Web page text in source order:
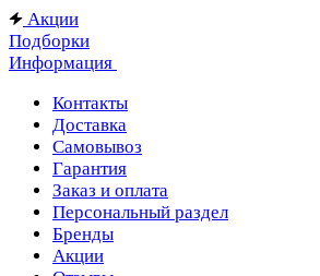
Акции
Подборки
Информация
Контакты
Доставка
Самовывоз
Гарантия
Заказ и оплата
Персональный раздел
Бренды
Акции